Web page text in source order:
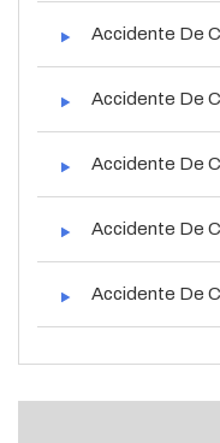
Accidente De
Accidente De
Accidente De
Accidente De
Accidente De